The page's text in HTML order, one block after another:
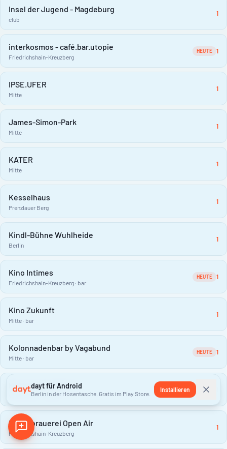
Insel der Jugend - Magdeburg
club
1
interkosmos - café.bar.utopie
Friedrichshain-Kreuzberg
HEUTE 1
IPSE.UFER
Mitte
1
James-Simon-Park
Mitte
1
KATER
Mitte
1
Kesselhaus
Prenzlauer Berg
1
Kindl-Bühne Wuhlheide
Berlin
1
Kino Intimes
Friedrichshain-Kreuzberg · bar
HEUTE 1
Kino Zukunft
Mitte · bar
1
Kolonnadenbar by Vagabund
Mitte · bar
HEUTE 1
Kommunale Galerie
Wilmersdorf · gallery
Kulturbrauerei Open Air
Friedrichshain-Kreuzberg
1
dayt für Android
Berlin in der Hosentasche. Gratis im Play Store.
Installieren